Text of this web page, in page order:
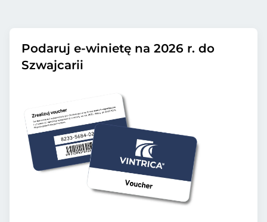
Podaruj e-winietę na 2026 r. do
Szwajcarii